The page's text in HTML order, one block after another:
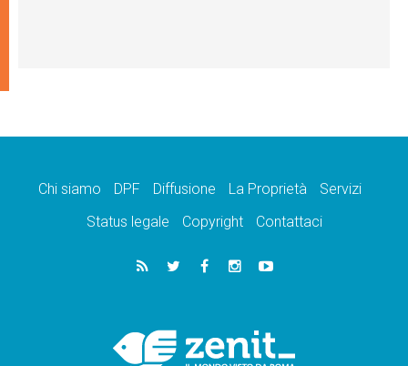
Chi siamo DPF Diffusione La Proprietà
Servizi
Status legale
Copyright Contattaci